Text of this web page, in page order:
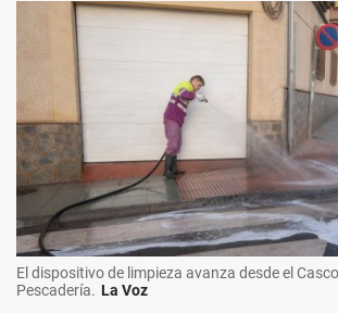
El dispositivo de limpieza avanza desde el
Pescadería. La Voz